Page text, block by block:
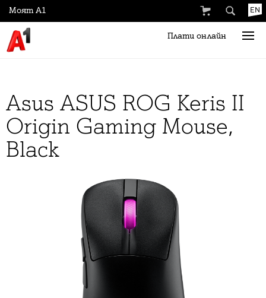
EN
Плати онлайн
Моят А1
Asus ASUS ROG Keris II
Origin Gaming Mouse,
Black